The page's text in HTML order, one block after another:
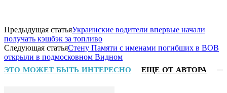
Предыдущая статьяУкраинские водители впервые начали
получать кэшбэк за топливо
Следующая статьяСтену Памяти с именами погибших в ВОВ
открыли в подмосковном Видном
ЭТО МОЖЕТ БЫТЬ ИНТЕРЕСНО ЕЩЕ ОТ АВТОРА